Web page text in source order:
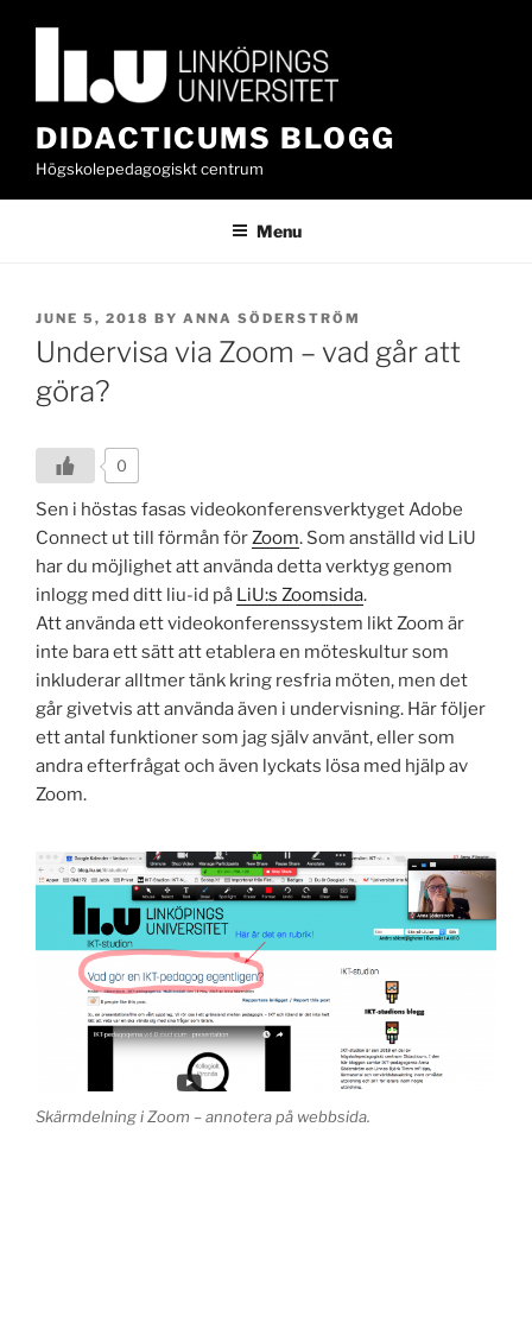
DIDACTICUMS BLOGG
Högskolepedagogiskt centrum
Menu
POSTED
ON
JUNE 5, 2018 BY ANNA SÖDERSTRÖM
Undervisa via Zoom – vad går att
göra?
0
Sen i höstas fasas videokonferensverktyget Adobe
Connect ut till förmån förZoom. Som anställd vid LiU
har du möjlighet att använda detta verktyg genom
inlogg med ditt liu-id på LiU:s Zoomsida.
Att använda ett videokonferenssystem likt Zoom är
inte bara ett sätt att etablera en möteskultur som
inkluderar alltmer tänk kring resfria möten, men det
går givetvis att använda även i undervisning. Här följer
ett antal funktioner som jag själv använt, eller som
andra efterfrågat och även lyckats lösa med hjälp av
Zoom.
Skärmdelning i Zoom – annotera på webbsida.